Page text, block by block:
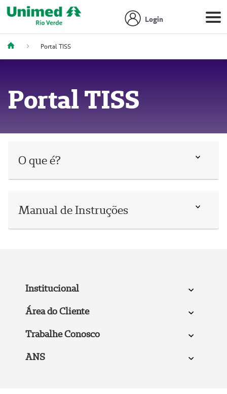
Login
Portal TISS
Portal TISS
O que é?
Manual de Instruções
Institucional
Área do Cliente
Trabalhe Conosco
ANS